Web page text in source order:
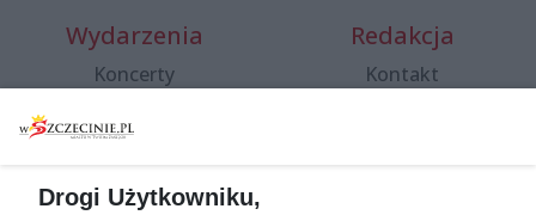
Wydarzenia
Koncerty
Spacery i oprowadzania
targi
Redakcja
Kontakt
Drogi Użytkowniku,